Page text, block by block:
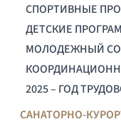
СПОРТИВНЫЕ
ДЕТСКИЕ
МОЛОДЕЖНЫЙ
2025 – ГОД
САНАТОРНО-